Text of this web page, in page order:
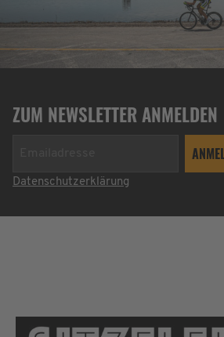
ZUM NEWSLETTER ANMELDEN
Datenschutzerklärung